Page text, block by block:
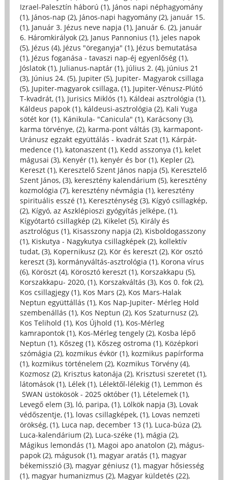
Izrael-Palesztín háború (1), János napi néphagyomány
(1), János-nap (2), János-napi hagyomány (2), január 15.
(1), Január 3. Jézus neve napja (1), Január 6. (2), január
6. Háromkirályok (2), Janus Pannonius (1), jeles napok
(5), Jézus (4), Jézus "öreganyja" (1), Jézus bemutatása
(1), Jézus foganása - tavaszi nap-éj egyenlőség (1),
Jóslatok (1), Julianus-naptár (1), július 2. (4), június 21
(3), Június 24. (5), Jupiter (5), Jupiter- Magyarok csillaga
(5), Jupiter-magyarok csillaga, (1), Jupiter-Vénusz-Plútó
T-kvadrát, (1), Jurisics Miklós (1), Káldeai asztrológia (1),
Káldeus papok (1), káldeusi-asztrológia (2), Kali Yuga
sötét kor (1), Kánikula- "Canicula" (1), Karácsony (3),
karma törvénye, (2), karma-pont váltás (3), karmapont-
Uránusz egzakt együttálás - kvadrát Szat (1), Kárpát-
medence (1), katonaszent (1), Kedd asszonya (1), kelet
mágusai (3), Kenyér (1), kenyér és bor (1), Kepler (2),
Kereszt (1), Keresztelő Szent János napja (5), Keresztelő
Szent János, (3), keresztény kalendárium (5), keresztény
kozmológia (7), keresztény névmágia (1), keresztény
spirituális esszé (1), Kereszténység (3), Kígyó csillagkép,
(2), Kígyó, az Aszklépioszi gyógyítás jelképe, (1),
Kígyótartó csillagkép (2), Kikelet (5), Király és
asztrológus (1), Kisasszony napja (2), Kisboldogasszony
(1), Kiskutya - Nagykutya csillagképek (2), kollektív
tudat, (3), Kopernikusz (2), Kör és kereszt (2), Kör osztó
kereszt (3), kormányváltás-asztrológia (1), Korona vírus
(6), Köröszt (4), Körosztó kereszt (1), Korszakkapu (5),
Korszakkapu- 2020, (1), Korszakváltás (3), Kos 0. fok (2),
Kos csillagjegy (1), Kos Mars (2), Kos Mars-Halak
Neptun együttállás (1), Kos Nap-Jupiter- Mérleg Hold
szembenállás (1), Kos Neptun (2), Kos Szaturnusz (2),
Kos Telihold (1), Kos Újhold (1), Kos-Mérleg
kamrapontok (1), Kos-Mérleg tengely (2), Kosba lépő
Neptun (1), Kőszeg (1), Kőszeg ostroma (1), Középkori
szómágia (2), kozmikus évkör (1), kozmikus papírforma
(1), kozmikus történelem (2), Kozmikus Törvény (4),
Kozmosz (2), Krisztus katonája (2), Krisztusi szeretet (1),
látomások (1), Lélek (1), Lélektől-lélekig (1), Lemmon és
SWAN üstökösök - 2025 október (1), Lételemek (1),
Levegő elem (3), ló, paripa, (1), Lölkök napja (3), Lovak
védőszentje, (1), lovas csillagképek, (1), Lovas nemzeti
örökség, (1), Luca nap, december 13 (1), Luca-búza (2),
Luca-kalendárium (2), Luca-széke (1), mágia (2),
Mágikus lemondás (1), Magoi apo anatolon (2), mágus-
papok (2), mágusok (1), magyar aratás (1), magyar
békemisszió (3), magyar géniusz (1), magyar hősiesség
(1), magyar humanizmus (2), Magyar küldetés (22),